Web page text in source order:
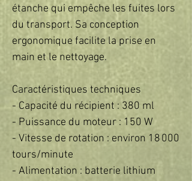
étanche qui empêche les fuites lors
du transport. Sa conception
ergonomique facilite la prise en
main et le nettoyage.
Caractéristiques techniques
- Capacité du récipient : 380 ml
- Puissance du moteur : 150 W
- Vitesse de rotation : environ 18 000
tours/minute
- Alimentation : batterie lithium